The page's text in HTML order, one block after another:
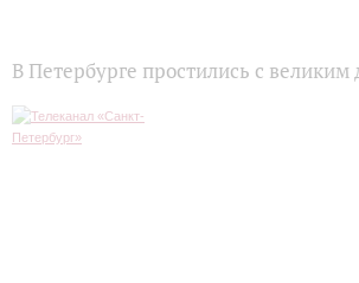
В Петербурге простились с